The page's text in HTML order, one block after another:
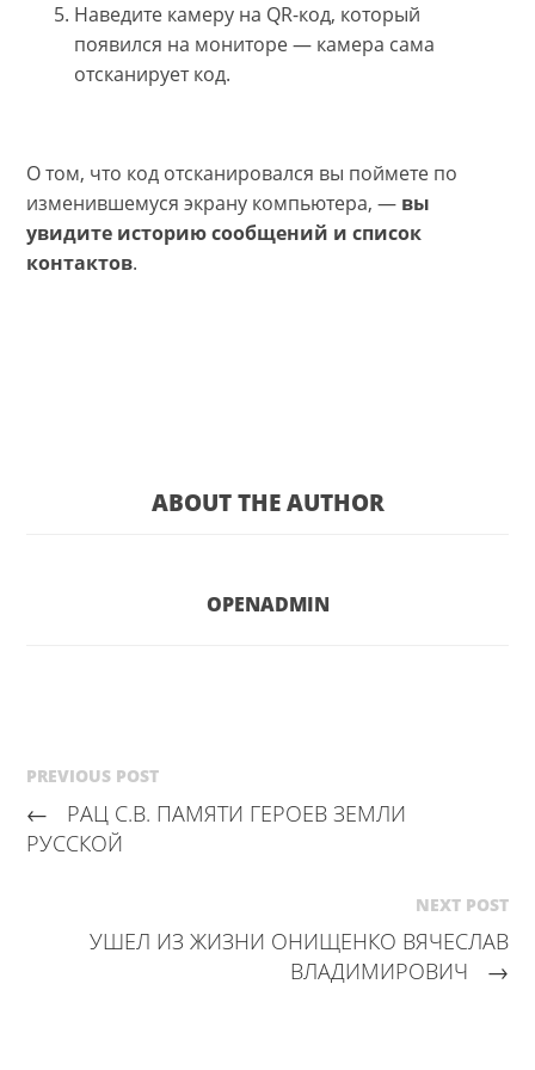
Наведите камеру на QR-код, который
появился на мониторе — камера сама
отсканирует код.
О том, что код отсканировался вы поймете по
изменившемуся экрану компьютера, — вы
увидите историю сообщений и список
контактов.
ABOUT THE AUTHOR
OPENADMIN
PREVIOUS POST
←
РАЦ С.В. ПАМЯТИ ГЕРОЕВ ЗЕМЛИ
РУССКОЙ
NEXT POST
УШЕЛ ИЗ ЖИЗНИ ОНИЩЕНКО ВЯЧЕСЛАВ
ВЛАДИМИРОВИЧ
→